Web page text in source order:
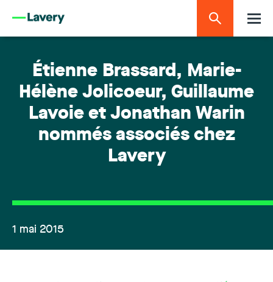
Étienne Brassard, Marie-
Hélène Jolicoeur, Guillaume
Lavoie et Jonathan Warin
nommés associés chez
Lavery
1 mai 2015